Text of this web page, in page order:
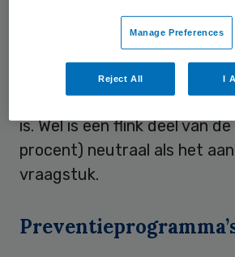
Uit het rapport van het SCP
slechts een klein deel van de
tegen een premieverhoging
financiële bijdrage van
is. Wel is een flink deel van
procent) neutraal als het
vraagstuk.
Manage Preferences
Reject All I